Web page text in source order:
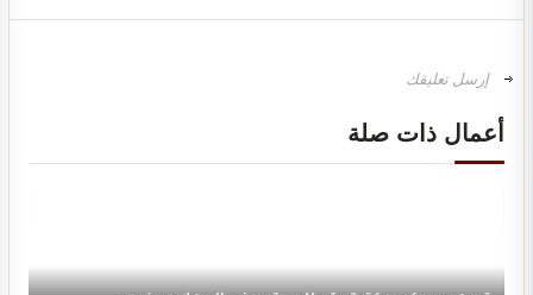
أعمال ذات صلة
تصميم ديكور مكتبة وقرطاسية يجذب العملاء ويزيد…